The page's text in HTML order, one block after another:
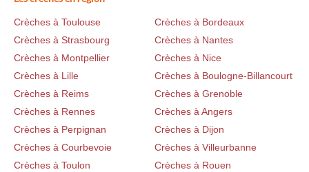
Crèches à Toulouse
Crèches à Bordeaux
Crèches à Strasbourg
Crèches à Nantes
Crèches à Montpellier
Crèches à Nice
Crèches à Lille
Crèches à Boulogne-Billancourt
Crèches à Reims
Crèches à Grenoble
Crèches à Rennes
Crèches à Angers
Crèches à Perpignan
Crèches à Dijon
Crèches à Courbevoie
Crèches à Villeurbanne
Crèches à Toulon
Crèches à Rouen